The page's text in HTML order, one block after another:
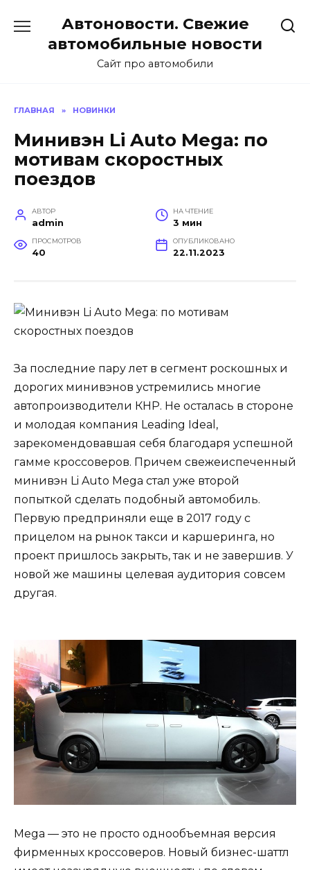
содержанию
Автоновости. Свежие
автомобильные новости
Сайт про автомобили
ГЛАВНАЯ » НОВИНКИ
Минивэн Li Auto Mega: по
мотивам скоростных
поездов
АВТОР
admin
НА ЧТЕНИЕ
3 мин
ПРОСМОТРОВ
40
ОПУБЛИКОВАНО
22.11.2023
За последние пару лет в сегмент роскошных и
дорогих минивэнов устремились многие
автопроизводители КНР. Не осталась в стороне
и молодая компания Leading Ideal,
зарекомендовавшая себя благодаря успешной
гамме кроссоверов. Причем свежеиспеченный
минивэн Li Auto Mega стал уже второй
попыткой сделать подобный автомобиль.
Первую предприняли еще в 2017 году с
прицелом на рынок такси и каршеринга, но
проект пришлось закрыть, так и не завершив. У
новой же машины целевая аудитория совсем
другая.
Mega — это не просто однообъемная версия
фирменных кроссоверов. Новый бизнес-шаттл